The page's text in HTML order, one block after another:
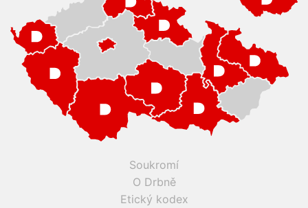
Soukromí
O Drbně
Etický kodex